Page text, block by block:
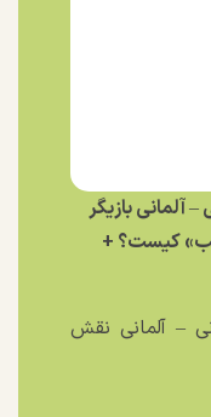
– آلمانی بازیگر
کیست؟ +
– آلمانی نقش